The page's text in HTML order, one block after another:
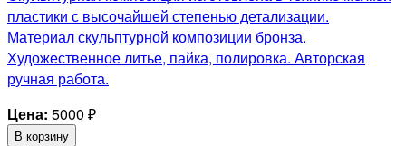
пластики с высочайшей степенью детализации.
Материал скульптурной композиции бронза.
Художественное литье, пайка, полировка. Авторская
ручная работа.
Цена: 5000 ₽
В корзину